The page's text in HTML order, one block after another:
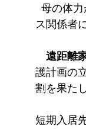
母の体
ス関係者
遠距離
護計画の
割を果た
短期入居